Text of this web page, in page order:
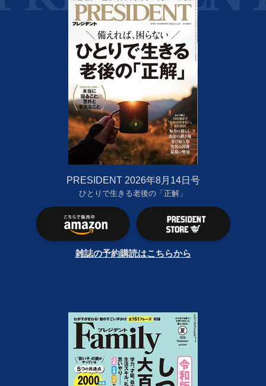
PRESIDENT 2026年8月14日号
ひとりで生きる老後の「正解」
雑誌の予約購読はこちらから